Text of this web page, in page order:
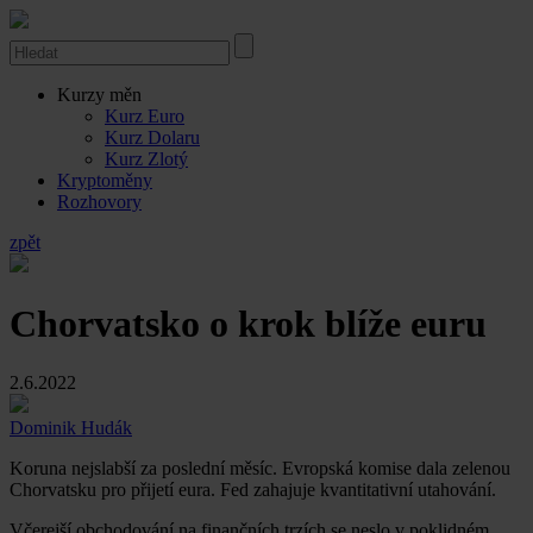
Kurzy měn
Kurz Euro
Kurz Dolaru
Kurz Zlotý
Kryptoměny
Rozhovory
zpět
Chorvatsko o krok blíže euru
2.6.2022
Dominik Hudák
Koruna nejslabší za poslední měsíc. Evropská komise dala zelenou
Chorvatsku pro přijetí eura. Fed zahajuje kvantitativní utahování.